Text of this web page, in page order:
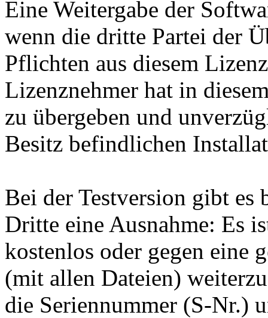
Eine Weitergabe der
wenn die dritte Partei der
Pflichten aus diesem
Lizenznehmer hat in
zu übergeben und
Besitz befindlichen
Bei der Testversion gibt es
Dritte eine Ausnahme: Es
kostenlos oder gegen eine
(mit allen Dateien)
die Seriennummer (S-Nr.)